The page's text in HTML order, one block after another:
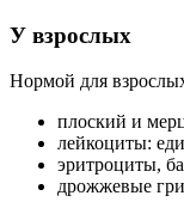
У взрослых
Нормой для
плоский и
лейкоциты:
эритроциты,
дрожжевые